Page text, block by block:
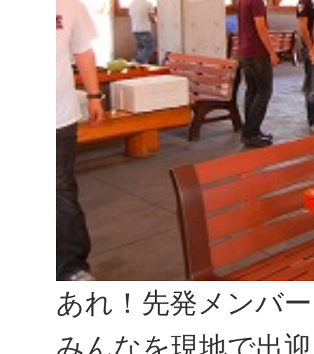
あれ！先発メンバ
みんなを現地で出